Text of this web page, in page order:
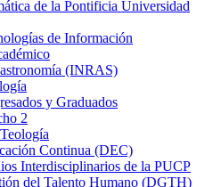
de la Pontificia Universidad
de Información
(INRAS)
y Graduados
2
Continua (DEC)
Interdisciplinarios de la PUCP
del Talento Humano (DGTH)